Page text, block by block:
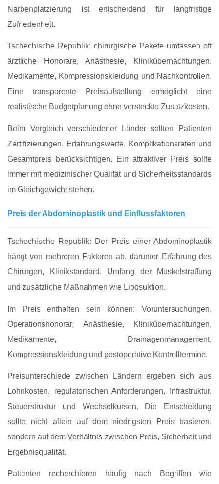
Narbenplatzierung ist entscheidend für langfristige
Zufriedenheit.
Tschechische Republik: chirurgische Pakete umfassen oft
ärztliche Honorare, Anästhesie, Klinikübernachtungen,
Medikamente, Kompressionskleidung und Nachkontrollen.
Eine transparente Preisaufstellung ermöglicht eine
realistische Budgetplanung ohne versteckte Zusatzkosten.
Beim Vergleich verschiedener Länder sollten Patienten
Zertifizierungen, Erfahrungswerte, Komplikationsraten und
Gesamtpreis berücksichtigen. Ein attraktiver Preis sollte
immer mit medizinischer Qualität und Sicherheitsstandards
im Gleichgewicht stehen.
Preis der Abdominoplastik und Einflussfaktoren
Tschechische Republik: Der Preis einer Abdominoplastik
hängt von mehreren Faktoren ab, darunter Erfahrung des
Chirurgen, Klinikstandard, Umfang der Muskelstraffung
und zusätzliche Maßnahmen wie Liposuktion.
Im Preis enthalten sein können: Voruntersuchungen,
Operationshonorar, Anästhesie, Klinikübernachtungen,
Medikamente, Drainagenmanagement,
Kompressionskleidung und postoperative Kontrolltermine.
Preisunterschiede zwischen Ländern ergeben sich aus
Lohnkosten, regulatorischen Anforderungen, Infrastruktur,
Steuerstruktur und Wechselkursen. Die Entscheidung
sollte nicht allein auf dem niedrigsten Preis basieren,
sondern auf dem Verhältnis zwischen Preis, Sicherheit und
Ergebnisqualität.
Patienten recherchieren häufig nach Begriffen wie